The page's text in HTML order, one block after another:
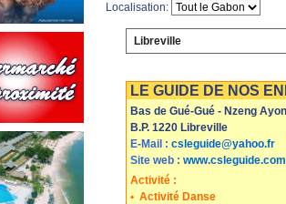
Localisation:
Libreville
LE GUIDE DE NOS
Bas de Gué-Gué - Nzeng
B.P. 1220 Libreville
E-Mail : csleguide@yahoo.fr
Site web : www.csleguide.com
Activité :
• Activité Danse